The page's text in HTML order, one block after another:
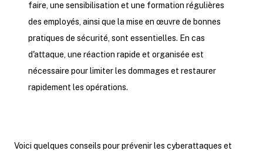
faire, une sensibilisation et une formation régulières
des employés, ainsi que la mise en œuvre de bonnes
pratiques de sécurité, sont essentielles. En cas
d'attaque, une réaction rapide et organisée est
nécessaire pour limiter les dommages et restaurer
rapidement les opérations.
Voici quelques conseils pour prévenir les cyberattaques et